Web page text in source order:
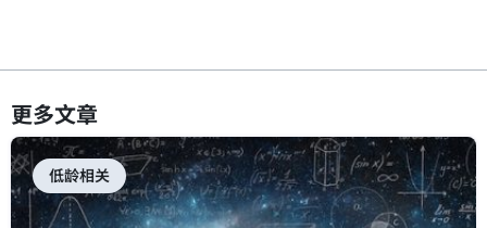
更多文章
低龄相关